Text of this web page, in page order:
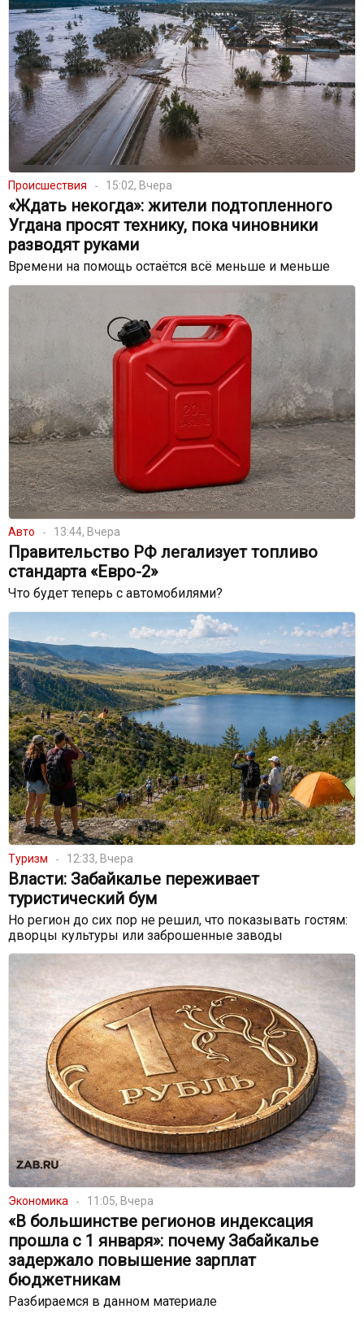
Происшествия 15:02, Вчера
«Ждать некогда»: жители подтопленного
Угдана просят технику, пока чиновники
разводят руками
Времени на помощь остаётся всё меньше и меньше
Авто 13:44, Вчера
Правительство РФ легализует топливо
стандарта «Евро-2»
Что будет теперь с автомобилями?
Туризм 12:33, Вчера
Власти: Забайкалье переживает
туристический бум
Но регион до сих пор не решил, что показывать гостям:
дворцы культуры или заброшенные заводы
Экономика 11:05, Вчера
«В большинстве регионов индексация
прошла с 1 января»: почему Забайкалье
задержало повышение зарплат
бюджетникам
Разбираемся в данном материале